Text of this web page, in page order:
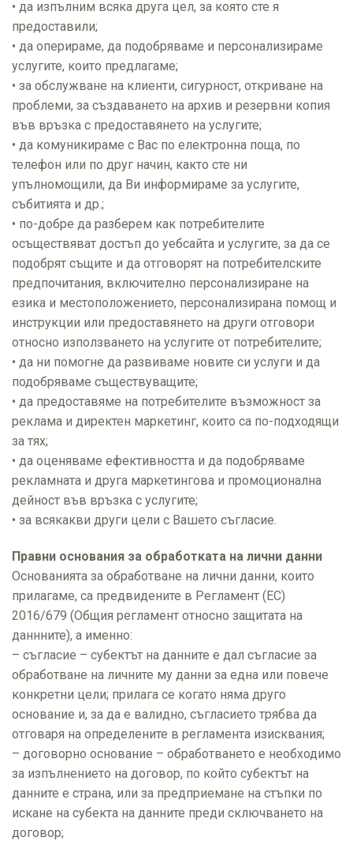
• да изпълним всяка друга цел, за която сте я
предоставили;
• да оперираме, да подобряваме и персонализираме
услугите, които предлагаме;
• за обслужване на клиенти, сигурност, откриване на
проблеми, за създаването на архив и резервни копия
във връзка с предоставянето на услугите;
• да комуникираме с Вас по електронна поща, по
телефон или по друг начин, както сте ни
упълномощили, да Ви информираме за услугите,
събитията и др.;
• по-добре да разберем как потребителите
осъществяват достъп до уебсайта и услугите, за да се
подобрят същите и да отговорят на потребителските
предпочитания, включително персонализиране на
езика и местоположението, персонализирана помощ и
инструкции или предоставянето на други отговори
относно използването на услугите от потребителите;
• да ни помогне да развиваме новите си услуги и да
подобряваме съществуващите;
• да предоставяме на потребителите възможност за
реклама и директен маркетинг, които са по-подходящи
за тях;
• да оценяваме ефективността и да подобряваме
рекламната и друга маркетингова и промоционална
дейност във връзка с услугите;
• за всякакви други цели с Вашето съгласие.
Правни основания за обработката на лични данни
Основанията за обработване на лични данни, които
прилагаме, са предвидените в Регламент (ЕС)
2016/679 (Общия регламент относно защитата на
даннните), а именно:
– съгласие – субектът на данните е дал съгласие за
обработване на личните му данни за една или повече
конкретни цели; прилага се когато няма друго
основание и, за да е валидно, съгласието трябва да
отговаря на определените в регламента изисквания;
– договорно основание – обработването е необходимо
за изпълнението на договор, по който субектът на
данните е страна, или за предприемане на стъпки по
искане на субекта на данните преди сключването на
договор;